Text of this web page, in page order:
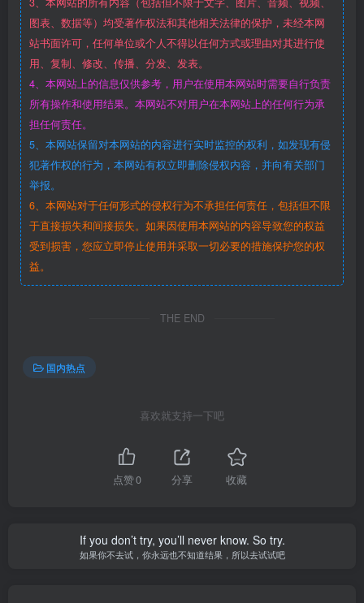
图表、数据等）均受著作权法和其他相关法律的保护，未经本网
站书面许可，任何单位或个人不得以任何方式或理由对其进行使
用、复制、修改、传播、分发、发表。
4、本网站上的信息仅供参考，用户在使用本网站时需要自行负责
所有操作和使用结果。本网站不对用户在本网站上的任何行为承
担任何责任。
5、本网站保留对本网站的内容进行实时监控的权利，如发现有侵
犯著作权的行为，本网站有权立即删除侵权内容，并向有关部门
举报。
6、本网站对于任何形式的侵权行为不承担任何责任，包括但不限
于直接损失和间接损失。如果因使用本网站的内容导致您的权益
受到损害，您应立即停止使用并采取一切必要的措施保护您的权
益。
THE END
国内热点
喜欢就支持一下吧
点赞0 分享 收藏
If you don’t try, you’ll never know. So try.
如果你不去试，你永远也不知道结果，所以去试试吧